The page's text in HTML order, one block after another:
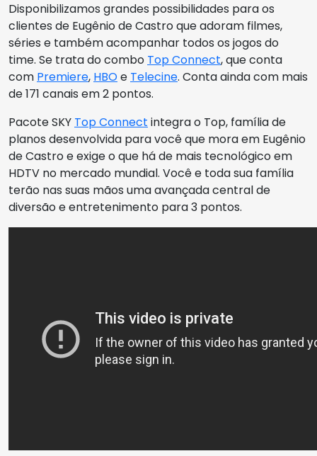
Disponibilizamos grandes possibilidades para os
clientes de Eugênio de Castro que adoram filmes,
séries e também acompanhar todos os jogos do
time. Se trata do combo Top Connect, que conta
com Premiere, HBOe Telecine. Conta ainda com mais
de 171 canais em 2 pontos.
Pacote SKY Top Connect integra o Top, família de
planos desenvolvida para você que mora em Eugênio
de Castro e exige o que há de mais tecnológico em
HDTV no mercado mundial. Você e toda sua família
terão nas suas mãos uma avançada central de
diversão e entretenimento para 3 pontos.